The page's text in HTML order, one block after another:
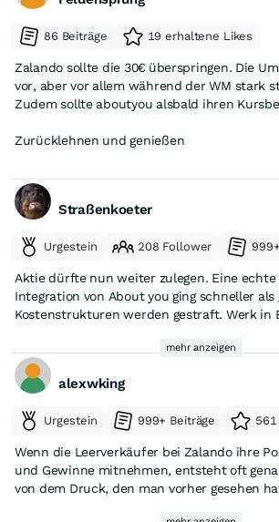
86 Beiträge 19 erhaltene Likes
Zalando sollte die 30€ überspringen. Die
vor, aber vor allem während der WM stark
Zudem sollte aboutyou alsbald ihren
Zurücklehnen und genießen
Straßenkoeter
Urgestein 208 Follower
Aktie dürfte nun weiter zulegen. Eine echte
Integration von About you ging schneller als gedacht.
Kostenstrukturen werden gestraft. Werk in Erfurt wird
Millionen ARP zu niedrigen Kursen durchgezogen. Die
Transformation zum B2B Servicedienstleister
sich. In ein paar Jahren 60% B2B und 40%
auch höhere Multiples zugebilligt. Bin
aufwärts.
mehr anzeigen
alexwking
Urgestein 999+ Beiträge
Wenn die Leerverkäufer bei Zalando ihre
und Gewinne mitnehmen, entsteht oft
von dem Druck, den man vorher gesehen